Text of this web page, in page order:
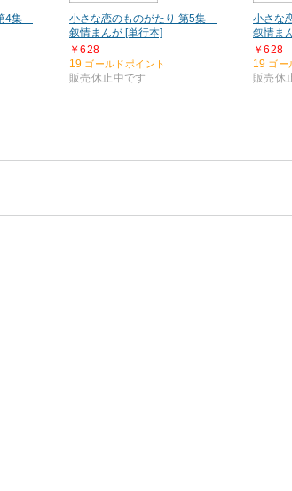
4集－
小さな恋のものがたり 第5集－
叙情まんが [単行本]
￥628
19 ゴールドポイント
販売休止中です
小さな
叙情ま
￥628
19 ゴー
販売休